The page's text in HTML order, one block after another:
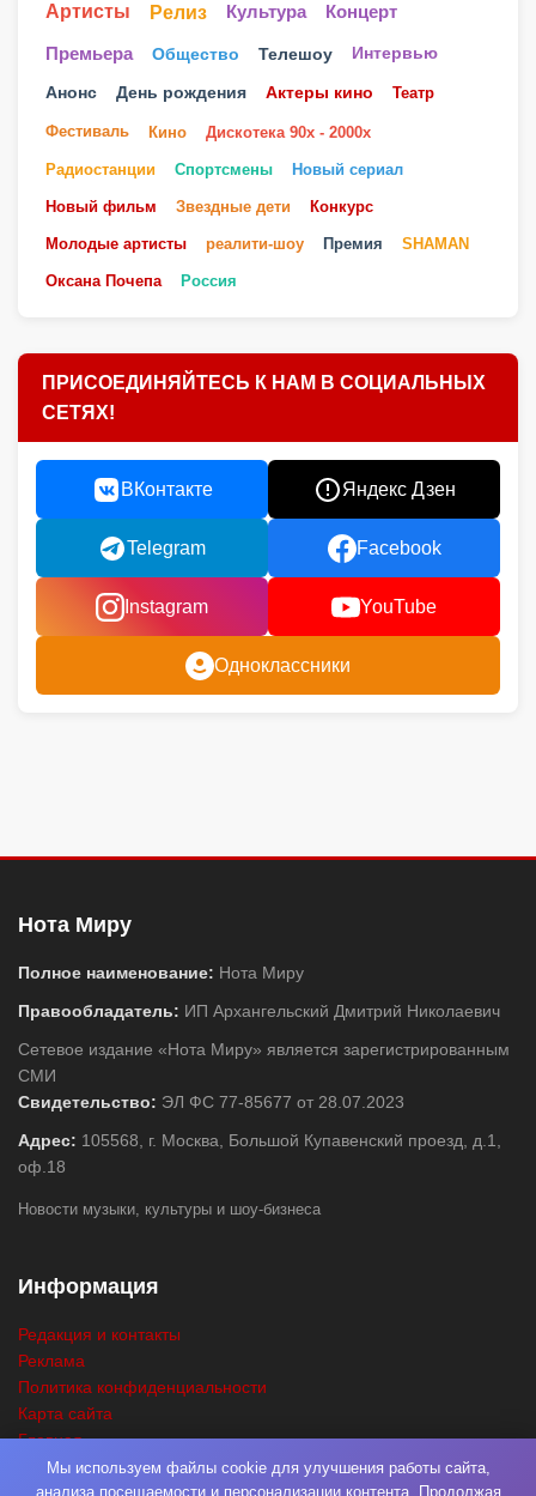
Артисты Релиз Культура Концерт
Премьера Общество Телешоу Интервью
Анонс День рождения Актеры кино Театр
Фестиваль Кино Дискотека 90х - 2000х
Радиостанции Спортсмены Новый сериал
Новый фильм Звездные дети Конкурс
Молодые артисты реалити-шоу Премия SHAMAN
Оксана Почепа Россия
ПРИСОЕДИНЯЙТЕСЬ К НАМ В СОЦИАЛЬНЫХ
СЕТЯХ!
ВКонтакте Яндекс Дзен
Telegram Facebook
Instagram YouTube
Одноклассники
Нота Миру
Полное наименование: Нота Миру
Правообладатель: ИП Архангельский Дмитрий Николаевич
Сетевое издание «Нота Миру» является зарегистрированным
СМИ
Свидетельство: ЭЛ ФС 77-85677 от 28.07.2023
Адрес: 105568, г. Москва, Большой Купавенский проезд, д.1,
оф.18
Новости музыки, культуры и шоу-бизнеса
Информация
Редакция и контакты
Реклама
Политика конфиденциальности
Карта сайта
Главная
ПоискМы используем файлы cookie для улучшения работы сайта,
анализа посещаемости и персонализации контента. Продолжая